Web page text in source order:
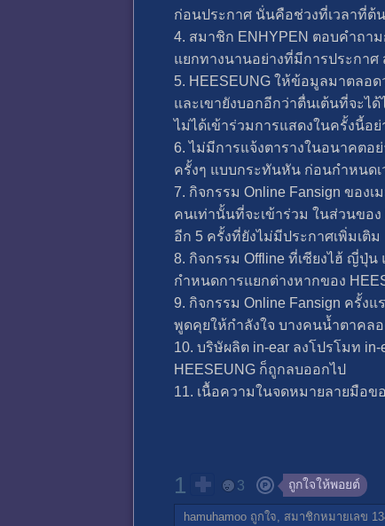
ก่อนประกาศ นั่นคือช่วงที่เวลาที่ต้
4. สมาชิก ENHYPEN ตอบคำถา
แยกทางนานอย่างที่มีการประกา
5. HEESEUNG ให้ข้อมูลมาตลอ
และเขายังบอกอีกว่าตื่นเต้นที่จะไ
ไม่ได้เข้าร่วมการแสดงในครั้งนี้อ
6. ไม่มีการแจ้งตารางในอนาคตอ
ครั้งๆ แบบกระทันหัน ก่อนกำหนด
7. กิจกรรม Online Fansign ของ
คนเท่านั้นที่จะเข้าร่วม ในส่วนขอ
อีก 5 ครั้งที่ยังไม่มีประกาศเพิ่มเติม
8. กิจกรรม Offline ที่เซียงไฮ้ ญี่ปุ่
กำหนดการแยกต่างหากของ
9. กิจกรรม Online Fansign ครั้ง
พูดคุยให้กำลังใจ บางคนน้ำตาคล
10. บริษัผลิต in-ear ลงโปรโมท
HEESEUNG ก็ถูกลบออกไป
11. เนื้อความในจดหมายลายมือข
1 3 ถูกใจให้พอยต์
hamuhamoo ถูกใจ, สมาชิกหมายเลข